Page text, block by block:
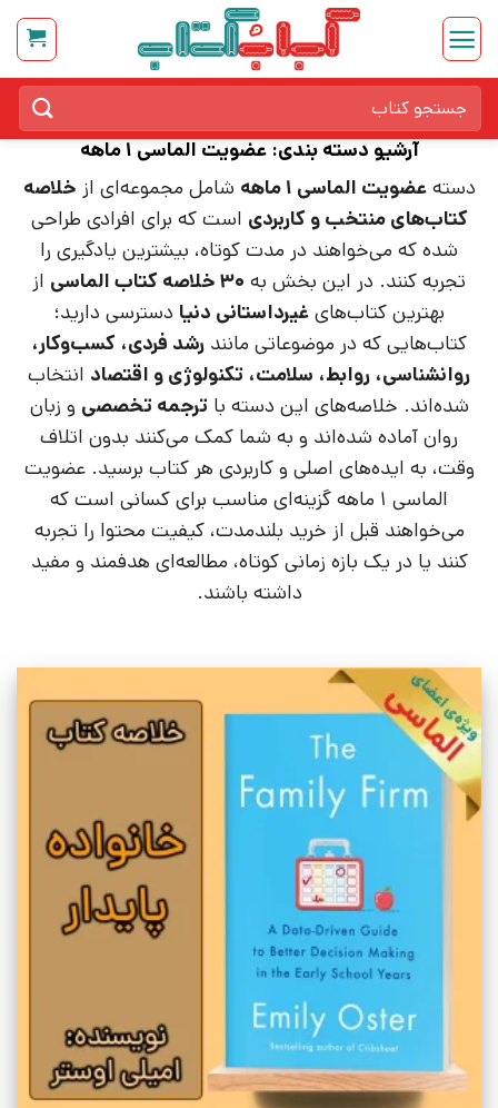
Skip
content
برای:
آرشیو دسته بندی:عضویت الماسی 1 ماهه
دستهعضویت الماسی ۱ ماهه شامل مجموعه‌ای از خلاصه
کتاب‌های منتخب و کاربردی است که برای افرادی طراحی
شده که می‌خواهند در مدت کوتاه، بیشترین یادگیری را
تجربه کنند. در این بخش به ۳۰ خلاصه کتاب الماسی
از
بهترین کتاب‌هایغیرداستانی دنیا دسترسی دارید؛
کتاب‌هایی که در موضوعاتی مانند رشد فردی، کسب‌وکار،
روانشناسی، روابط، سلامت، تکنولوژی و اقتصاد انتخاب
شده‌اند. خلاصه‌های این دسته با ترجمه تخصصی و زبان
روان آماده شده‌اند و به شما کمک می‌کنند بدون اتلاف
وقت، به ایده‌های اصلی و کاربردی هر کتاب برسید. عضویت
الماسی ۱ ماهه گزینه‌ای مناسب برای کسانی است که
می‌خواهند قبل از خرید بلندمدت، کیفیت محتوا را تجربه
کنند یا در یک بازه زمانی کوتاه، مطالعه‌ای هدفمند و مفید
داشته باشند.